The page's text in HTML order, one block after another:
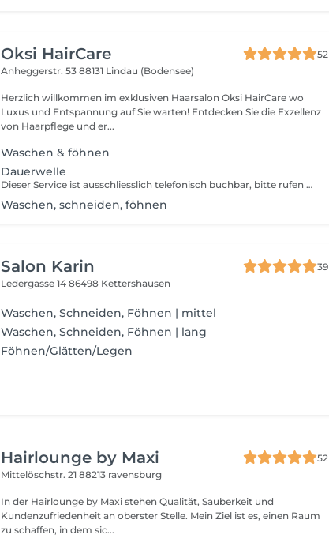
Oksi HairCare
52
Anheggerstr. 5388131 Lindau (Bodensee)
Herzlich willkommen im exklusiven Haarsalon Oksi HairCare wo
Luxus und Entspannung auf Sie warten! Entdecken Sie die Exzellenz
von Haarpflege und er...
Waschen & föhnen
Dauerwelle
Dieser Service ist ausschliesslich telefonisch buchbar, bitte rufen Sie uns hierzu vorher an.
Waschen, schneiden, föhnen
Salon Karin
39
Ledergasse 1486498 Kettershausen
Waschen, Schneiden, Föhnen | mittel
Waschen, Schneiden, Föhnen | lang
Föhnen/Glätten/Legen
Hairlounge by Maxi
52
Mittelöschstr. 2188213 ravensburg
In der Hairlounge by Maxi stehen Qualität, Sauberkeit und
Kundenzufriedenheit an oberster Stelle. Mein Ziel ist es, einen Raum
zu schaffen, in dem sic...